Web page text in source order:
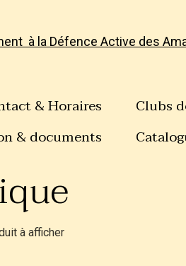
à la Défence Active des
& Horaires
& documents
Clubs
à afficher